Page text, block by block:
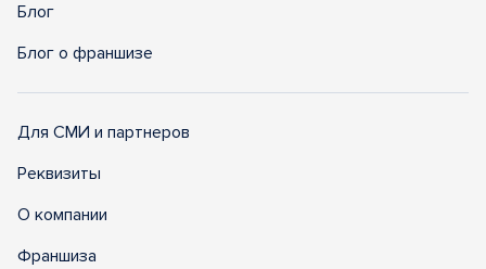
Блог
Блог о франшизе
Для СМИ и партнеров
Реквизиты
О компании
Франшиза